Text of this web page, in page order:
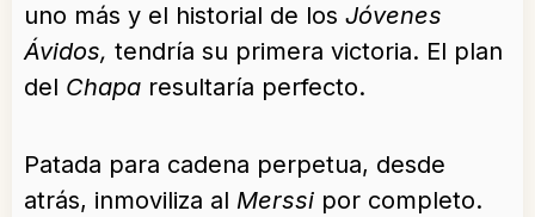
uno más y el historial de los Jóvenes
Ávidos, tendría su primera victoria. El plan
del Chapa resultaría perfecto.
Patada para cadena perpetua, desde
atrás, inmoviliza al Merssi por completo.